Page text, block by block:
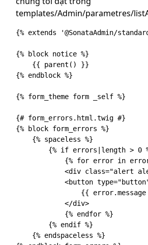
templates/Admin/parametres/
{% extends '@SonataAdmin/
{% block notice %}
    {{ parent() }}
{% endblock %}
{% form_theme form _self %}
{# form_errors.html.twig #}
{% block form_errors %}
    {% spaceless %}
{% if errors|length > 0
{% for error in
<div class="alert
<button
{{ error.message
            </div>
            {% endfor %}
        {% endif %}
    {% endspaceless %}